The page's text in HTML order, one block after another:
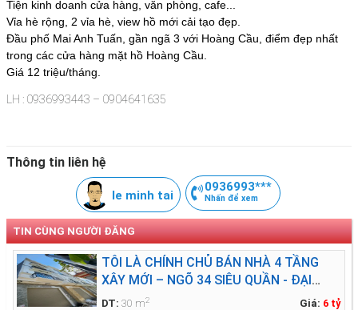
Tiện kinh doanh cửa hàng, văn phòng, cafe...
Vỉa hè rộng, 2 vỉa hè, view hồ mới cải tạo đẹp.
Đầu phố Mai Anh Tuấn, gần ngã 3 với Hoàng Cầu, điểm đẹp nhất
trong các cửa hàng mặt hồ Hoàng Cầu.
Giá 12 triệu/tháng.
LH : 0936993443 – 0904641635
Thông tin liên hệ
le minh tai
0936993***
Nhấn để xem
TIN CÙNG NGƯỜI ĐĂNG
TÔI LÀ CHÍNH CHỦ BÁN NHÀ 4 TẦNG
XÂY MỚI – NGÕ 34 SIÊU QUẦN - ĐẠI
THANH - THANH TRÌ
DT: 30 m2 Giá: 6 tỷ